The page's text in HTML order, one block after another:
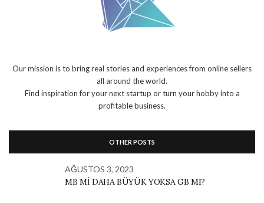
Our mission is to bring real stories and experiences from online sellers
all around the world.
Find inspiration for your next startup or turn your hobby into a
profitable business.
OTHER POSTS
AĞUSTOS 3, 2023
MB MI DAHA BÜYÜK YOKSA GB MI?